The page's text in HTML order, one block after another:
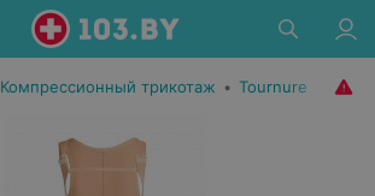
Компрессионный трикотаж • Tournure